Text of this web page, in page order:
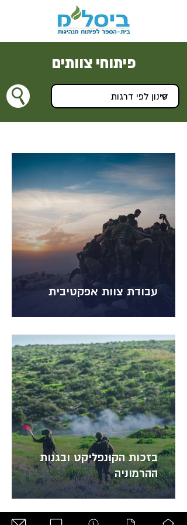
פיתוחי צוותים
עבודת צוות אפקטיבית
בזכות הקונפליקט ובגנות
ההרמוניה